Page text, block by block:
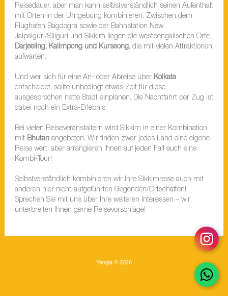
Reisedauer, aber man kann selbstverständlich seinen Aufenthalt
mit Orten in der Umgebung kombinieren. Zwischen dem
Flughafen Bagdogra sowie der Bahnstation New
Jalpaiguri/Siliguri und Sikkim liegen die westbengalischen Orte
Darjeeling, Kalimpong und Kurseong, die mit vielen Attraktionen
aufwarten.
Und wer sich für eine An- oder Abreise über Kolkata
entscheidet, sollte unbedingt etwas Zeit für diese
ausgesprochen nette Stadt einplanen. Die Nachtfahrt per Zug ist
dabei noch ein Extra-Erlebnis.
Bei vielen Reiseveranstaltern wird Sikkim in einer Kombination
mit Bhutanangeboten. Wir finden zwar jedes Land eine eigene
Reise wert, aber arrangieren Ihnen auf jeden Fall auch eine
Kombi-Tour!
Selbstverständlich kombinieren wir Ihre Sikkimreise auch mit
anderen hier nicht-aufgeführten Gegenden/Ortschaften!
Sprechen Sie mit uns über Ihre weiteren Interessen – wir
unterbreiten Ihnen gerne Reisevorschläge!
Yangla © 2026